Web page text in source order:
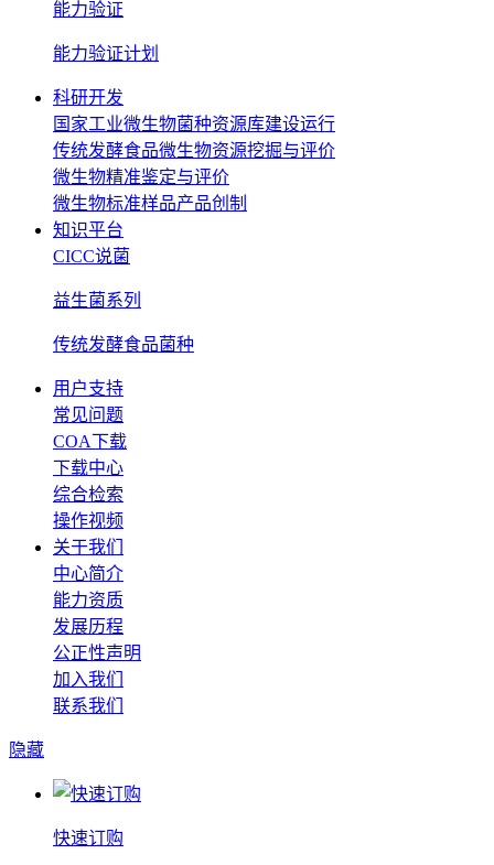
能力验证
能力验证计划
科研开发
国家工业微生物菌种资源库建设运行
传统发酵食品微生物资源挖掘与评价
微生物精准鉴定与评价
微生物标准样品产品创制
知识平台
CICC说菌
益生菌系列
传统发酵食品菌种
用户支持
常见问题
COA下载
下载中心
综合检索
操作视频
关于我们
中心简介
能力资质
发展历程
公正性声明
加入我们
联系我们
隐藏
快速订购